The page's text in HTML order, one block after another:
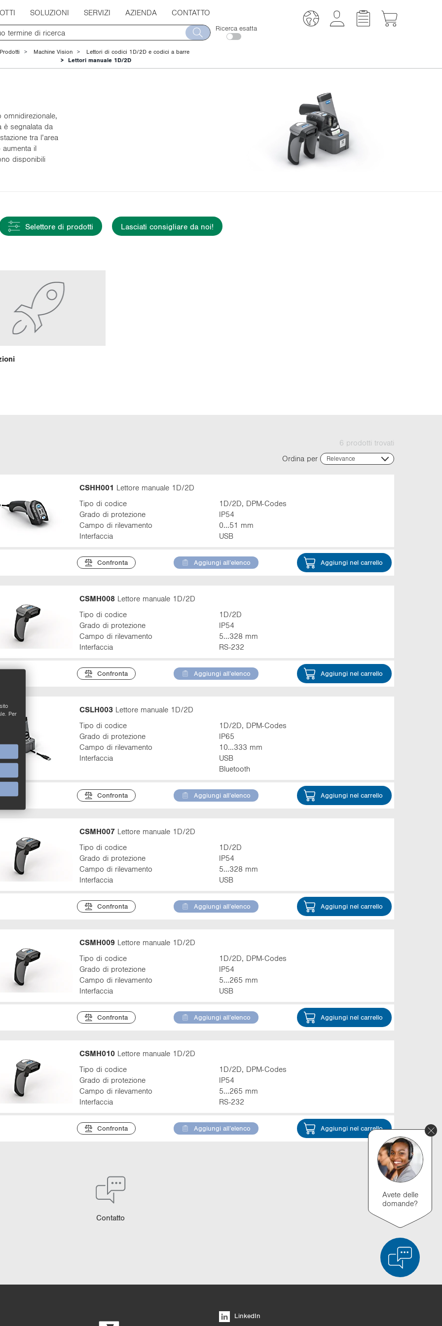
SOLUZIONI SERVIZI AZIENDA CONTATTO
Ricerca esatta
Prodotti Machine Vision
Lettori di codici 1D/2D e codici a barre
Lettori manuale 1D/2D
è se­gna­la­ta da
tra l’area
au­men­ta il
di­spo­ni­bi­li
Selettore di prodotti Lasciati consigliare da noi!
6 prodotti trovati
Ordina per
Relevance
CSHH001 Lettore manuale 1D/2D
Tipo di codice
1D/2D, DPM-Codes
Grado di protezione
IP54
Campo di rilevamento
0...51 mm
Interfaccia
USB
Confronta Aggiungi all’elenco Aggiungi nel carrello
CSMH008Lettore manuale 1D/2D
Tipo di codice
1D/2D
Grado di protezione
IP54
Campo di rilevamento
5...328 mm
Interfaccia
RS-232
Confronta Aggiungi all’elenco Aggiungi nel carrello
CSLH003Lettore manuale 1D/2D
Tipo di codice
1D/2D, DPM-Codes
Grado di protezione
IP65
Campo di rilevamento
10...333 mm
Interfaccia
USB
Bluetooth
Confronta Aggiungi all’elenco Aggiungi nel carrello
CSMH007Lettore manuale 1D/2D
Tipo di codice
1D/2D
Grado di protezione
IP54
Campo di rilevamento
5...328 mm
Interfaccia
USB
Confronta Aggiungi all’elenco Aggiungi nel carrello
CSMH009 Lettore manuale 1D/2D
Tipo di codice
1D/2D, DPM-Codes
Grado di protezione
IP54
Campo di rilevamento
5...265 mm
Interfaccia
USB
Confronta Aggiungi all’elenco Aggiungi nel carrello
CSMH010Lettore manuale 1D/2D
Tipo di codice
1D/2D, DPM-Codes
Grado di protezione
IP54
Campo di rilevamento
5...265 mm
Interfaccia
RS-232
Confronta Aggiungi all’elenco Aggiungi nel carrello
Con­tat­to
Avete delle
domande?
LinkedIn
Per